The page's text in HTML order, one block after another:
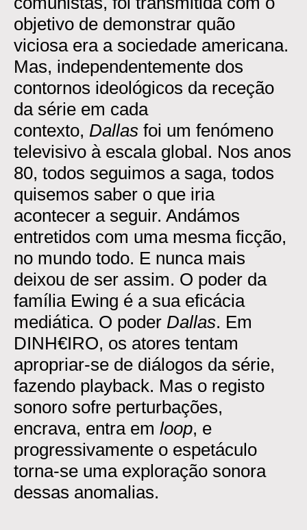
objetivo de demonstrar quão
viciosa era a sociedade americana.
Mas, independentemente dos
contornos ideológicos da receção
da série em cada
contexto, Dallas foi um fenómeno
televisivo à escala global. Nos anos
80, todos seguimos a saga, todos
quisemos saber o que iria
acontecer a seguir. Andámos
entretidos com uma mesma ficção,
no mundo todo. E nunca mais
deixou de ser assim. O poder da
família Ewing é a sua eficácia
mediática. O poder Dallas. Em
DINH€IRO, os atores tentam
apropriar-se de diálogos da série,
fazendo playback. Mas o registo
sonoro sofre perturbações,
encrava, entra em loop, e
progressivamente o espetáculo
torna-se uma exploração sonora
dessas anomalias.